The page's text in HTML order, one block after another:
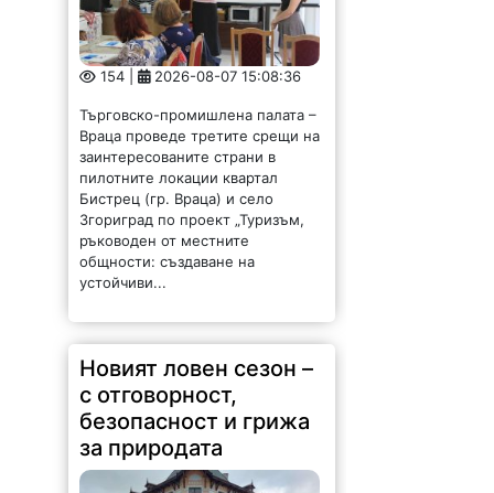
154 | 2026-08-07 15:08:36
Търговско-промишлена палата –
Враца проведе третите срещи на
заинтересованите страни в
пилотните локации квартал
Бистрец (гр. Враца) и село
Згориград по проект „Туризъм,
ръководен от местните
общности: създаване на
устойчиви...
Новият ловен сезон –
с отговорност,
безопасност и грижа
за природата